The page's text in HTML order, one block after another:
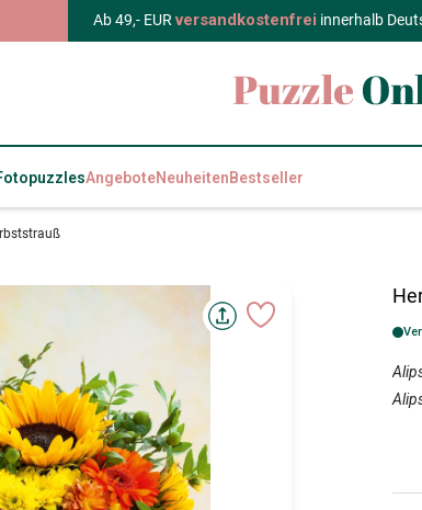
Ab 49,- EURversandkostenfrei innerhalb
AngeboteNeuheitenBestseller